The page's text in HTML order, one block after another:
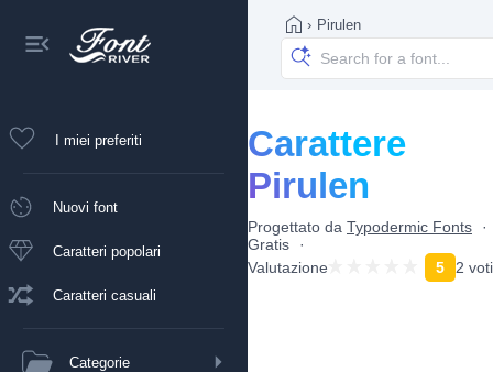
I miei preferiti
Nuovi font
Caratteri popolari
Caratteri casuali
Categorie
› Pirulen
Carattere
Pirulen
Progettato da Typodermic Fonts
Gratis
Valutazione
5 2 voti